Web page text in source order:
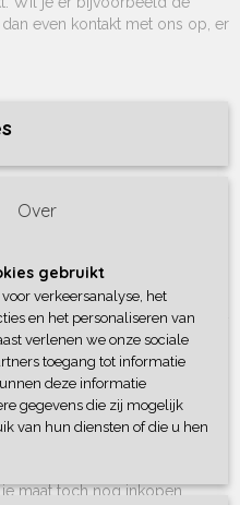
even kontakt met ons op, er
hierboven een rompertje,
in de gewenste maat, kleur en
een lange mouw.
T-shirts zijn er in alle
er in het wit, zwart, roze, army
product ! Ook super leuk om
maat toch nog inkopen.
Over
gebruikt
verkeersanalyse, het
en het personaliseren van
verlenen we onze sociale
toegang tot informatie
deze informatie
gegevens die zij mogelijk
van hun diensten of die u hen